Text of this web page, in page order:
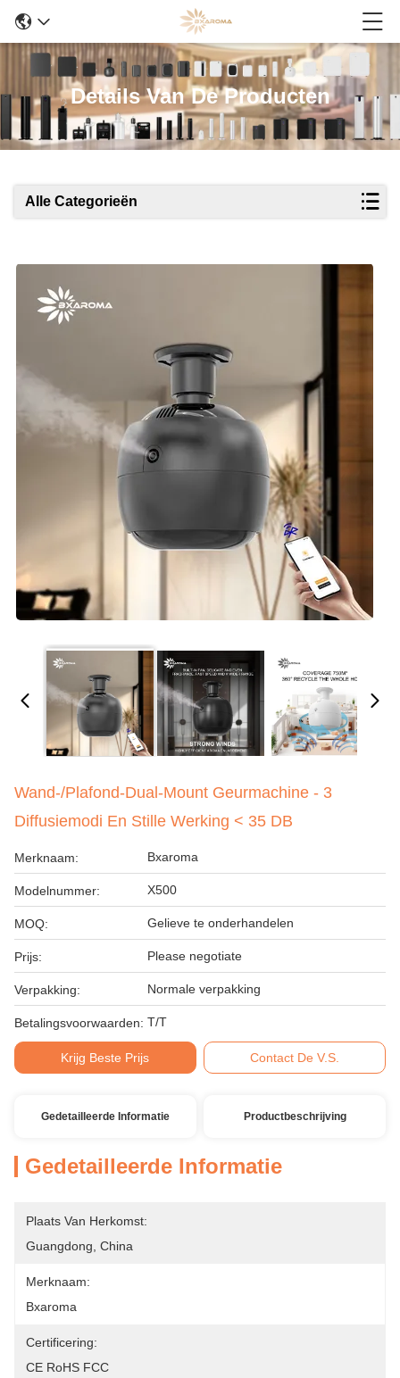
Details Van De Producten
Alle Categorieën
Wand-/plafond-Dual-Mount Geurmachine - 3
Diffusiemodi En Stille Werking < 35 DB
Merknaam: Bxaroma
Modelnummer: X500
MOQ: Gelieve te onderhandelen
Prijs: Please negotiate
Verpakking: Normale verpakking
Betalingsvoorwaarden: T/T
Krijg Beste Prijs Contact De V.S.
Gedetailleerde Informatie Productbeschrijving
Gedetailleerde Informatie
Plaats Van Herkomst:
Guangdong, China
Merknaam:
Bxaroma
Certificering:
CE RoHS FCC